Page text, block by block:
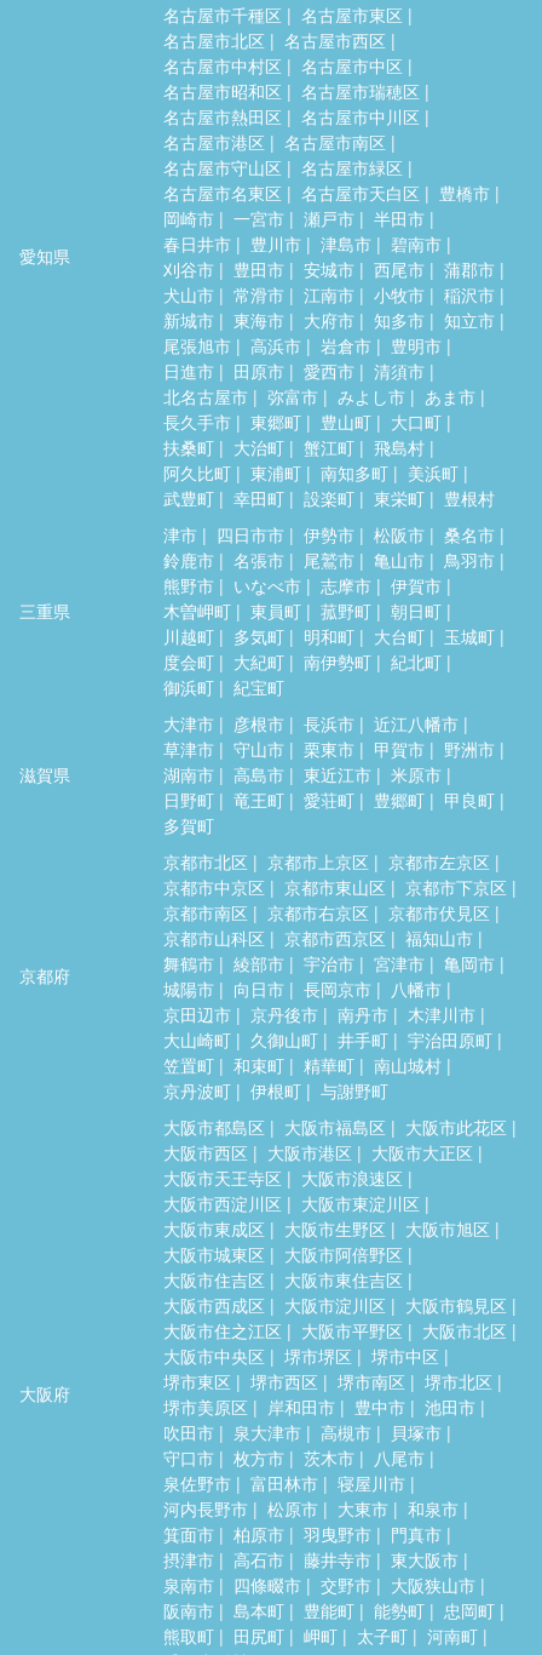
愛知県
名古屋市千種区
名古屋市東区
名古屋市北区
名古屋市西区
名古屋市中村区
名古屋市中区
名古屋市昭和区
名古屋市瑞穂区
名古屋市熱田区
名古屋市中川区
名古屋市港区
名古屋市南区
名古屋市守山区
名古屋市緑区
名古屋市名東区
名古屋市天白区
豊橋市
岡崎市
一宮市 瀬戸市
半田市
春日井市
豊川市 津島市
碧南市
刈谷市
豊田市 安城市 西尾市
蒲郡市
犬山市
常滑市 江南市 小牧市
稲沢市
新城市
東海市 大府市 知多市
知立市
尾張旭市
高浜市 岩倉市
豊明市
日進市
田原市 愛西市
清須市
北名古屋市
弥富市 みよし市
あま市
長久手市
東郷町 豊山町
大口町
扶桑町
大治町 蟹江町
飛島村
阿久比町
東浦町 南知多町
美浜町
武豊町
幸田町 設楽町 東栄町 豊根村
三重県
津市 四日市市 伊勢市 松阪市
桑名市
鈴鹿市
名張市 尾鷲市 亀山市
鳥羽市
熊野市
いなべ市 志摩市
伊賀市
木曽岬町
東員町 菰野町
朝日町
川越町
多気町 明和町 大台町
玉城町
度会町
大紀町 南伊勢町
紀北町
御浜町
紀宝町
滋賀県
大津市 彦根市 長浜市
近江八幡市
草津市
守山市 栗東市 甲賀市
野洲市
湖南市
高島市 東近江市
米原市
日野町
竜王町 愛荘町 豊郷町
甲良町
多賀町
京都府
京都市北区 京都市上京区
京都市左京区
京都市中京区
京都市東山区
京都市下京区
京都市南区
京都市右京区
京都市伏見区
京都市山科区
京都市西京区
福知山市
舞鶴市
綾部市 宇治市 宮津市
亀岡市
城陽市
向日市 長岡京市
八幡市
京田辺市
京丹後市 南丹市
木津川市
大山崎町
久御山町 井手町
宇治田原町
笠置町
和束町 精華町
南山城村
京丹波町
伊根町 与謝野町
大阪府
大阪市都島区 大阪市福島区
大阪市此花区
大阪市西区
大阪市港区
大阪市大正区
大阪市天王寺区
大阪市浪速区
大阪市西淀川区
大阪市東淀川区
大阪市東成区
大阪市生野区
大阪市旭区
大阪市城東区
大阪市阿倍野区
大阪市住吉区
大阪市東住吉区
大阪市西成区
大阪市淀川区
大阪市鶴見区
大阪市住之江区
大阪市平野区
大阪市北区
大阪市中央区
堺市堺区
堺市中区
堺市東区
堺市西区 堺市南区
堺市北区
堺市美原区
岸和田市 豊中市
池田市
吹田市
泉大津市 高槻市
貝塚市
守口市
枚方市 茨木市
八尾市
泉佐野市
富田林市
寝屋川市
河内長野市
松原市 大東市
和泉市
箕面市
柏原市 羽曳野市
門真市
摂津市
高石市 藤井寺市
東大阪市
泉南市
四條畷市 交野市
大阪狭山市
阪南市
島本町 豊能町 能勢町
忠岡町
熊取町
田尻町 岬町 太子町
河南町